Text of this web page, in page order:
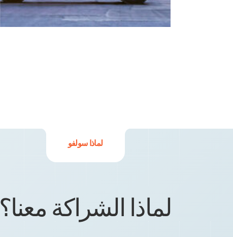
لماذا سولفو
لماذا الشراكة معنا؟